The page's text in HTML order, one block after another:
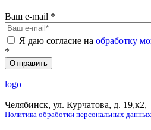
Ваш e-mail *
Я даю согласие на обработку
*
logo
Челябинск, ул. Курчатова, д.
Политика обработки персональных данных